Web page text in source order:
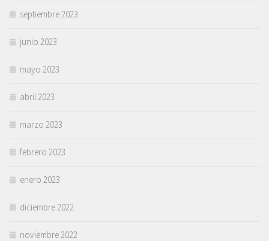
septiembre 2023
junio 2023
mayo 2023
abril 2023
marzo 2023
febrero 2023
enero 2023
diciembre 2022
noviembre 2022